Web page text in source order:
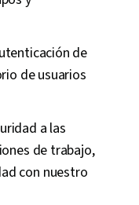
de
de usuarios
a las
de trabajo,
con nuestro